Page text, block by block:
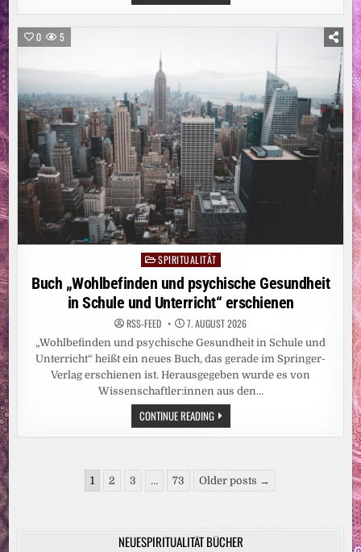
CHRISTENTUM
0 5
Posted
in
SPIRITUALITÄT
Buch „Wohlbefinden und psychische Gesundheit
in Schule und Unterricht“ erschienen
RSS-FEED 7. AUGUST 2026
„Wohlbefinden und psychische Gesundheit in Schule und
Unterricht“ heißt ein neues Buch, das gerade im Springer-
Verlag erschienen ist. Herausgegeben wurde es von
Wissenschaftler:innen aus den…
CONTINUE READINGBUCH
„WOHLBEFINDEN
UND
SCHULE
UND
Seitennummerierung
Beiträge
1 2 3 … 73 Older posts →
NEUESPIRITUALITÄT BÜCHER